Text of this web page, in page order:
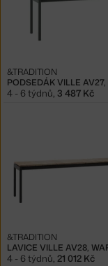
&TRADITION
4 - 6 týdnů 3 487 Kč
&TRADITION
4 - 6 týdnů, 21 012 Kč